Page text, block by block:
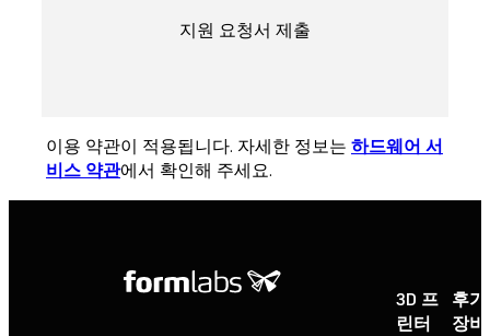
지원 요청서 제출
이용 약관이 적용됩니다. 자세한 정보는 하드웨어 서
비스 약관에서 확인해 주세요.
3D 프
린터
후
장비